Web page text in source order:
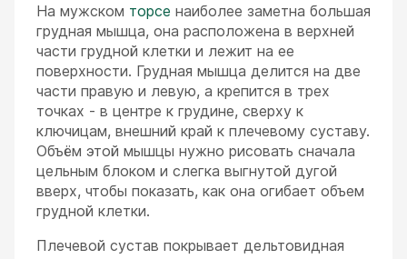
На мужском торсе наиболее заметна большая
грудная мышца, она расположена в верхней
части грудной клетки и лежит на ее
поверхности. Грудная мышца делится на две
части правую и левую, а крепится в трех
точках - в центре к грудине, сверху к
ключицам, внешний край к плечевому суставу.
Объём этой мышцы нужно рисовать сначала
цельным блоком и слегка выгнутой дугой
вверх, чтобы показать, как она огибает объем
грудной клетки.
Плечевой сустав покрывает дельтовидная